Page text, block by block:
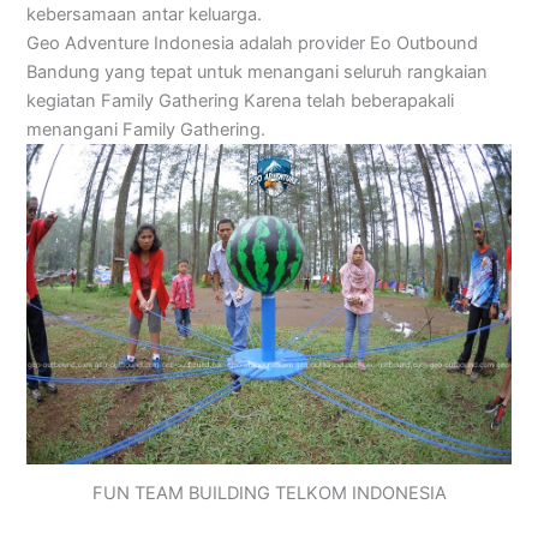
kebersamaan antar keluarga.
Geo Adventure Indonesia adalah provider Eo Outbound
Bandung yang tepat untuk menangani seluruh rangkaian
kegiatan Family Gathering Karena telah beberapakali
menangani Family Gathering.
FUN TEAM BUILDING TELKOM INDONESIA